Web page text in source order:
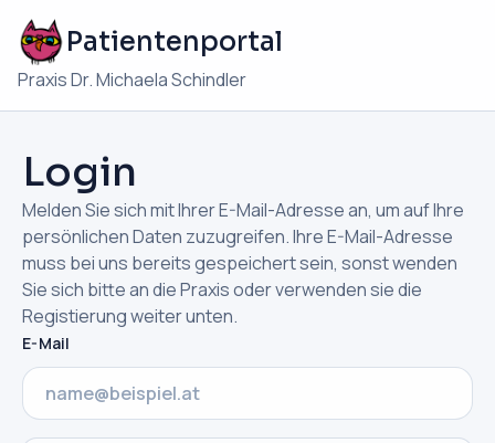
Patientenportal
Praxis Dr. Michaela Schindler
Login
Melden Sie sich mit Ihrer E-Mail-Adresse an, um auf Ihre
persönlichen Daten zuzugreifen. Ihre E-Mail-Adresse
muss bei uns bereits gespeichert sein, sonst wenden
Sie sich bitte an die Praxis oder verwenden sie die
Registierung weiter unten.
E-Mail